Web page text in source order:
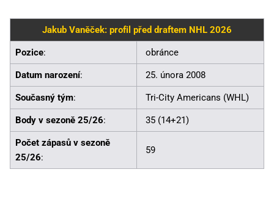
Jakub Vaněček: profil před draftem NHL 2026
Pozice: obránce
Datum narození: 25. února 2008
Současný tým: Tri-City Americans (WHL)
Body v sezoně 25/26: 35 (14+21)
Počet zápasů v sezoně
25/26:
59